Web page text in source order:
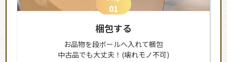
01
梱包する
お品物を段ボールへ入れて梱包
中古品でも大丈夫！(壊れモノ不可)